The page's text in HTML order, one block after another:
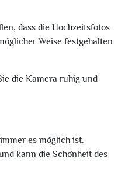
dass die Hochzeitsfotos
Weise festgehalten
die Kamera ruhig und
es möglich ist.
kann die Schönheit des